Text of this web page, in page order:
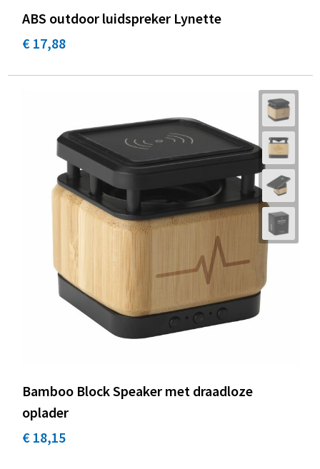
ABS outdoor luidspreker Lynette
€ 17,88
Bamboo Block Speaker met draadloze
oplader
€ 18,15